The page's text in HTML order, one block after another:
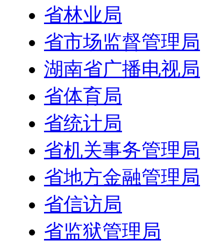
省林业局
省市场监督管理局
湖南省广播电视局
省体育局
省统计局
省机关事务管理局
省地方金融管理局
省信访局
省监狱管理局